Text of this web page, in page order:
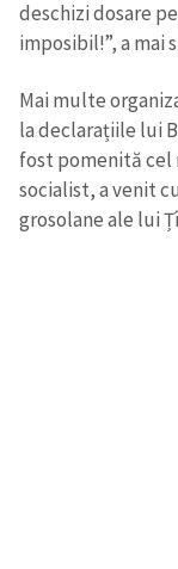
deschizi dosare
imposibil!”, a mai
Mai multe
la declarațiile lui
fost pomenită
socialist, a venit
grosolane ale lui